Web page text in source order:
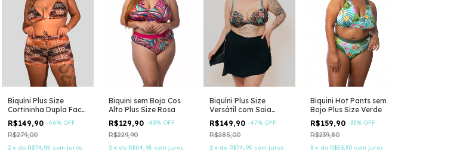
Biquíni Plus Size
Cortininha Dupla Face
com Shorts
R$149,90 -46% OFF
R$279,00
2 x de R$74,95 sem juros
Biquini sem Bojo Cos
Alto Plus Size Rosa
R$129,90 -43% OFF
R$229,90
2 x de R$64,95 sem juros
Biquíni Plus Size
Versátil com Saia
Embutida
R$149,90 -47% OFF
R$285,00
2 x de R$74,95 sem juros
Biquini Hot Pants sem
Bojo Plus Size Verde
R$159,90 -33% OFF
R$239,80
3 x de R$53,30 sem juros